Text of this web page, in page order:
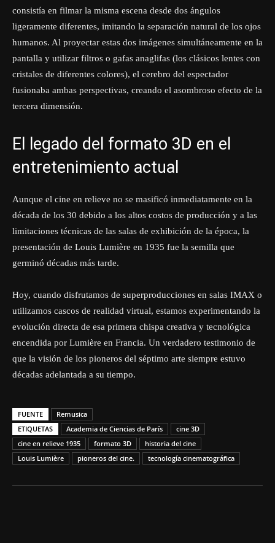
consistía en filmar la misma escena desde dos ángulos
ligeramente diferentes, imitando la separación natural de los ojos
humanos. Al proyectar estas dos imágenes simultáneamente en la
pantalla y utilizar filtros o gafas anaglifas (los clásicos lentes con
cristales de diferentes colores), el cerebro del espectador
fusionaba ambas perspectivas, creando el asombroso efecto de la
tercera dimensión.
El legado del formato 3D en el
entretenimiento actual
Aunque el cine en relieve no se masificó inmediatamente en la
década de los 30 debido a los altos costos de producción y a las
limitaciones técnicas de las salas de exhibición de la época, la
presentación de Louis Lumière en 1935 fue la semilla que
germinó décadas más tarde.
Hoy, cuando disfrutamos de superproducciones en salas IMAX o
utilizamos cascos de realidad virtual, estamos experimentando la
evolución directa de esa primera chispa creativa y tecnológica
encendida por Lumière en Francia. Un verdadero testimonio de
que la visión de los pioneros del séptimo arte siempre estuvo
décadas adelantada a su tiempo.
FUENTE
Remusica
ETIQUETAS
Academia de Ciencias de París
cine 3D
cine en relieve 1935
formato 3D
historia del cine
Louis Lumière
pioneros del cine. tecnología cinematográfica